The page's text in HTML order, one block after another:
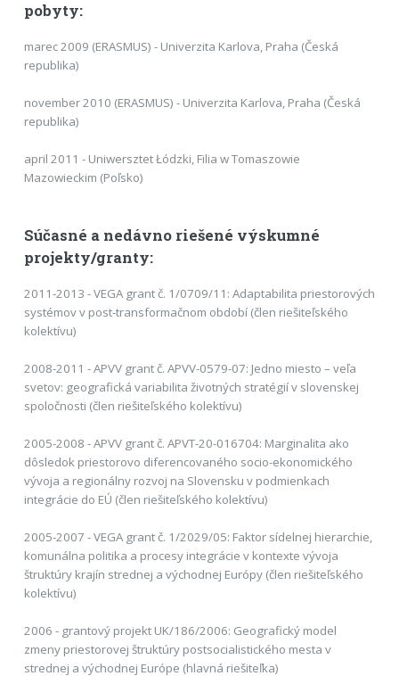
pobyty:
marec 2009 (ERASMUS) - Univerzita Karlova, Praha (Česká
republika)
november 2010 (ERASMUS) - Univerzita Karlova, Praha (Česká
republika)
april 2011 - Uniwersztet Łódzki, Filia w Tomaszowie
Mazowieckim (Poľsko)
Súčasné a nedávno riešené výskumné
projekty/granty:
2011-2013 - VEGA grant č. 1/0709/11: Adaptabilita priestorových
systémov v post-transformačnom období (člen riešiteľského
kolektívu)
2008-2011 - APVV grant č. APVV-0579-07: Jedno miesto – veľa
svetov: geografická variabilita životných stratégií v slovenskej
spoločnosti (člen riešiteľského kolektívu)
2005-2008 - APVV grant č. APVT-20-016704: Marginalita ako
dôsledok priestorovo diferencovaného socio-ekonomického
vývoja a regionálny rozvoj na Slovensku v podmienkach
integrácie do EÚ (člen riešiteľského kolektívu)
2005-2007 - VEGA grant č. 1/2029/05: Faktor sídelnej hierarchie,
komunálna politika a procesy integrácie v kontexte vývoja
štruktúry krajín strednej a východnej Európy (člen riešiteľského
kolektívu)
2006 - grantový projekt UK/186/2006: Geografický model
zmeny priestorovej štruktúry postsocialistického mesta v
strednej a východnej Európe (hlavná riešiteľka)